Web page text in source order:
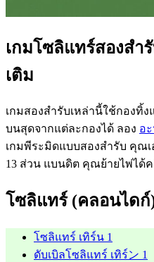
เกมโซลิแทร์สองสำ
เติม
เกมสองสำรับเหล่านี้ใช้กองทิ้
บนสุดจากแต่ละกองได้ ลอง อ
เกมพีระมิดแบบสองสำรับ คุณ
13 ส่วน แบนดิต คุณย้ายไพ่ได้ค
โซลิแทร์ (คลอนไดก์
โซลิแทร์ เทิร์น 1
ดับเบิลโซลิแทร์ เทิร์ン 1